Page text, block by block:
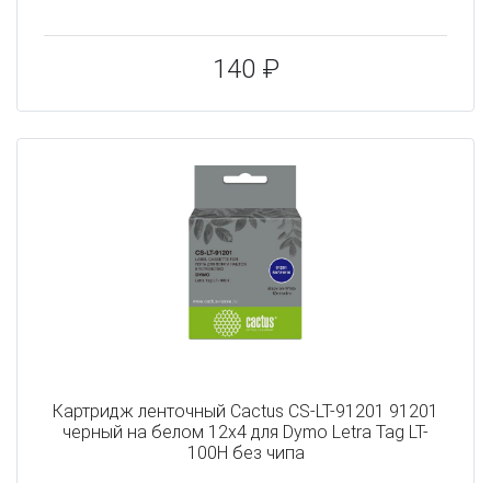
140 ₽
Картридж ленточный Cactus CS-LT-91201 91201
черный на белом 12x4 для Dymo Letra Tag LT-
100H без чипа